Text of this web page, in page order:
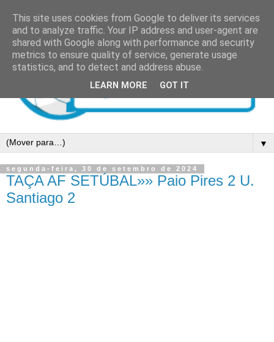
▼
segunda-feira, 30 de setembro de 2024
TAÇA AF SETÚBAL»» Paio Pires 2 U.
Santiago 2
This site uses cookies from Google to deliver its services
and to analyze traffic. Your IP address and user-agent are
shared with Google along with performance and security
metrics to ensure quality of service, generate usage
statistics, and to detect and address abuse.
LEARN MORE GOT IT